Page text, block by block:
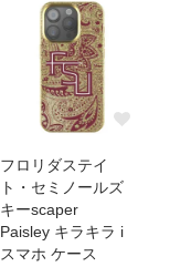
フロリダステイ
ト・セミノールズ
キーscaper
Paisley キラキラ i
スマホ ケース